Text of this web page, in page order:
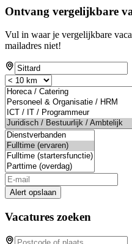
Ontvang vergelijkbare
Vul in waar je vergelijkbare
mailadres niet!
Alert opslaan
Vacatures zoeken